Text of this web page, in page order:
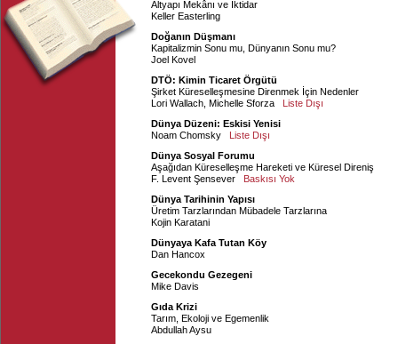
Altyapı Mekânı ve İktidar
Keller Easterling
Doğanın Düşmanı
Kapitalizmin Sonu mu, Dünyanın Sonu mu?
Joel Kovel
DTÖ: Kimin Ticaret Örgütü
Şirket Küreselleşmesine Direnmek İçin Nedenler
Lori Wallach Michelle Sforza
Liste Dışı
Dünya Düzeni: Eskisi Yenisi
Noam Chomsky
Liste Dışı
Dünya Sosyal Forumu
Aşağıdan Küreselleşme Hareketi ve Küresel Direniş
F. Levent Şensever
Baskısı Yok
Dünya Tarihinin Yapısı
Üretim Tarzlarından Mübadele Tarzlarına
Kojin Karatani
Dünyaya Kafa Tutan Köy
Dan Hancox
Gecekondu Gezegeni
Mike Davis
Gıda Krizi
Tarım, Ekoloji ve Egemenlik
Abdullah Aysu